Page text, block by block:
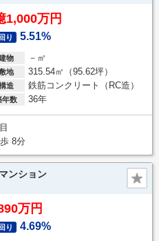
1,000万円
り 5.51%
物 －㎡
地 315.54㎡（95.62坪）
造 鉄筋コンクリート（RC造）
年数 36年
8分
ンション
万円
り 4.69%